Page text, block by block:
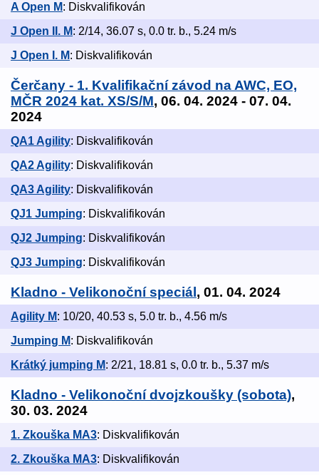
A Open M: Diskvalifikován
J Open II. M: 2/14, 36.07 s, 0.0 tr. b., 5.24 m/s
J Open I. M: Diskvalifikován
Čerčany - 1. Kvalifikační závod na AWC, EO,
MČR 2024 kat. XS/S/M, 06. 04. 2024 - 07. 04.
2024
QA1 Agility: Diskvalifikován
QA2 Agility: Diskvalifikován
QA3 Agility: Diskvalifikován
QJ1 Jumping: Diskvalifikován
QJ2 Jumping: Diskvalifikován
QJ3 Jumping: Diskvalifikován
Kladno - Velikonoční speciál, 01. 04. 2024
Agility M: 10/20, 40.53 s, 5.0 tr. b., 4.56 m/s
Jumping M: Diskvalifikován
Krátký jumping M: 2/21, 18.81 s, 0.0 tr. b., 5.37 m/s
Kladno - Velikonoční dvojzkoušky (sobota),
30. 03. 2024
1. Zkouška MA3: Diskvalifikován
2. Zkouška MA3: Diskvalifikován